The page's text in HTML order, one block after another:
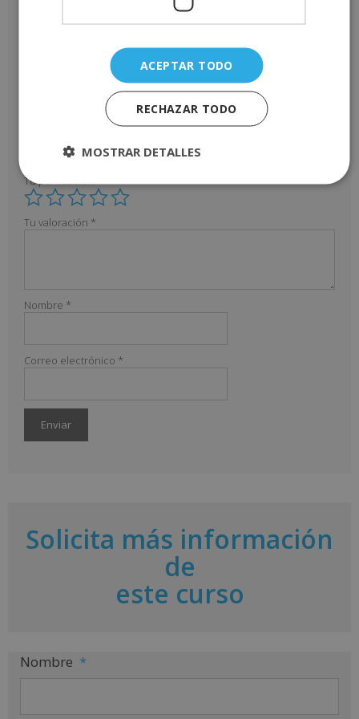
La atención al alumno ha sido lo mejor, siempre
contestando a mis dudas y preguntas con mucha
seguimiento muy positivo cada pocas semanas.
Lo recomiendo, sobre todo para las personas que
se encuentran en una situación como yo: no saber
hacia dónde enfocar su carrera, a mi me ha sido de
utilidad para descubrir una área nueva y no me ha
costado mucho esfuerzo ni mucho dinero. ¡Gracias!
Tu puntuación*
Tu valoración *
Nombre *
Correo electrónico *
n
aSolicita más información
de
este curso
Nombre *
ACEPTAR TODO
RECHAZAR TODO
MOSTRAR DETALLES